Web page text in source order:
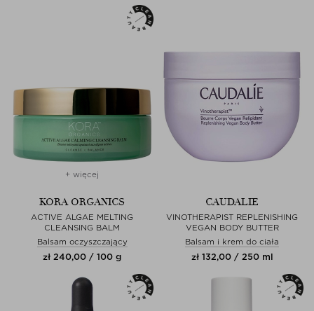
+ więcej
KORA ORGANICS
ACTIVE ALGAE MELTING
CLEANSING BALM
Balsam oczyszczający
zł 240,00 / 100 g
CAUDALIE
VINOTHERAPIST REPLENISHING
VEGAN BODY BUTTER
Balsam i krem do ciała
zł 132,00 / 250 ml